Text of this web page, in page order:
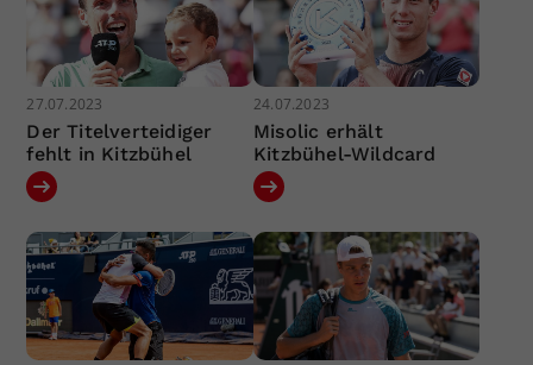
27.07.2023
Der Titelverteidiger
fehlt in Kitzbühel
24.07.2023
Misolic erhält
Kitzbühel-Wildcard